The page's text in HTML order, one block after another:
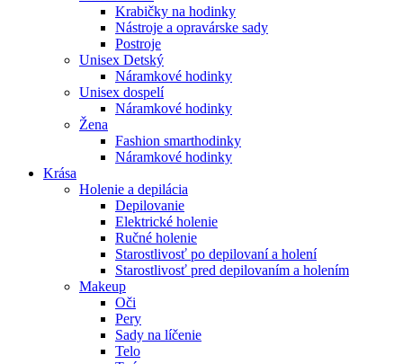
Krabičky na hodinky
Nástroje a opravárske sady
Postroje
Unisex Detský
Náramkové hodinky
Unisex dospelí
Náramkové hodinky
Žena
Fashion smarthodinky
Náramkové hodinky
Krása
Holenie a depilácia
Depilovanie
Elektrické holenie
Ručné holenie
Starostlivosť po depilovaní a holení
Starostlivosť pred depilovaním a holením
Makeup
Oči
Pery
Sady na líčenie
Telo